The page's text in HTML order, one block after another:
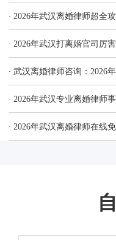
· 2026年武汉离婚律师超全
· 2026年武汉打离婚官司厉
· 武汉离婚律师咨询：2026
· 2026年武汉专业离婚律师
· 2026年武汉离婚律师在线